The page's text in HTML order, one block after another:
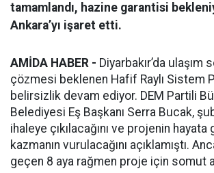
tamamlandı, hazine garantisi
Ankara’yı işaret etti.
AMİDA HABER - Diyarbakır’da ulaşım
çözmesi beklenen Hafif Raylı Sistem
belirsizlik devam ediyor. DEM Partili
Belediyesi Eş Başkanı Serra Bucak,
ihaleye çıkılacağını ve projenin
kazmanın vurulacağını açıklamıştı.
geçen 8 aya rağmen proje için somut